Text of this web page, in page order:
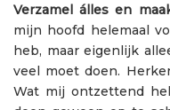
Verzamel álles en
mijn hoofd helemaal
heb, maar eigenlijk
veel moet doen.
Wat mij ontzettend